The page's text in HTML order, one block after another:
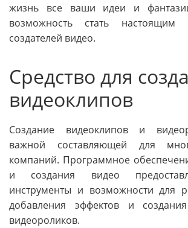
жизнь все ваши идеи и
возможность стать настоящим
создателей видео.
Средство для
видеоклипов
Создание видеоклипов и
важной составляющей для
компаний. Программное
и создания видео
инструменты и возможности для
добавления эффектов и
видеороликов.